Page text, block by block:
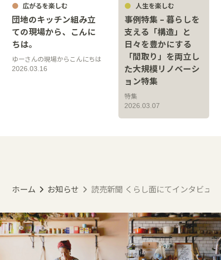
広がるを楽しむ
団地のキッチン組み立
ての現場から、こんに
ちは。
2026.03.16
ゆーさんの現場からこんにちは
人生を楽しむ
事例特集 – 暮らしを
支える「構造」と
日々を豊かにする
「間取り」を両立し
た大規模リノベーシ
ョン特集
2026.03.07
特集
ホーム お知らせ 読売新聞 くらし面にてインタビュ